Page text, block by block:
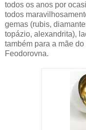
todos os anos por
todos
gemas (rubis,
topázio, alexandrita),
também para a mãe
Feodorovna.